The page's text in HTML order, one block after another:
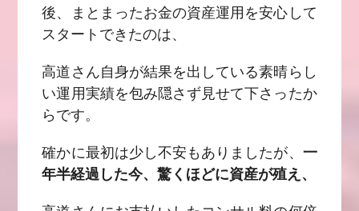
後、まとまったお金の資産運用を安心して
スタートできたのは、
高道さん自身が結果を出している素晴らし
い運用実績を包み隠さず見せて下さったか
らです。
確かに最初は少し不安もありましたが、 一
年半経過した今、驚くほどに資産が殖え、